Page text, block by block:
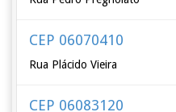
CEP 06070410
Rua Plácido Vieira
CEP 06083120